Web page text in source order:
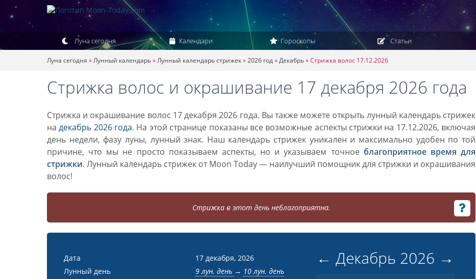
Луна сегодня Календари Гороскопы Статьи
Луна сегодня »Лунный календарь»Лунный календарь стрижек»2026 год»Декабрь»Стрижка волос 17.12.2026
Стрижка волос и окрашивание 17 декабря 2026 года
Стрижка и окрашивание волос 17 декабря 2026 года. Вы также можете открыть лунный календарь стрижек
надекабрь 2026 года. На этой странице показаны все возможные аспекты стрижки на 17.12.2026, включая
день недели, фазу луны, лунный знак. Наш календарь стрижек уникален и максимально удобен по той
причине, что мы не просто показываем аспекты, но и указываем точное благоприятное время для
стрижки. Лунный календарь стрижек от Moon Today — наилучший помощник для стрижки и окрашивания
волос!
Стрижка в этот день неблагоприятна.
Дата
17 декабря, 2026
Лунный день
9 лун. день → 10 лун. день
← Декабрь 2026 →